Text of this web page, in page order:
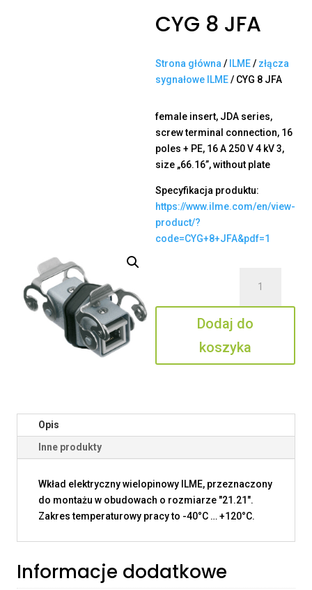
CYG 8 JFA
Strona główna / ILME/ złącza
sygnałowe ILME/ CYG 8 JFA
female insert, JDA series,
screw terminal connection, 16
poles + PE, 16 A 250 V 4 kV 3,
size „66.16”, without plate
Specyfikacja produktu:
https://www.ilme.com/en/view-
product/?
code=CYG+8+JFA&pdf=1
8
JFA
Dodaj do
koszyka
Opis
Inne produkty
Wkład elektryczny wielopinowy ILME, przeznaczony
do montażu w obudowach o rozmiarze "21.21".
Zakres temperaturowy pracy to -40°C … +120°C.
Informacje dodatkowe